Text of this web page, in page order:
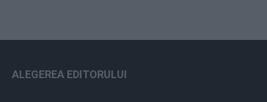
ALEGEREA EDITORULUI